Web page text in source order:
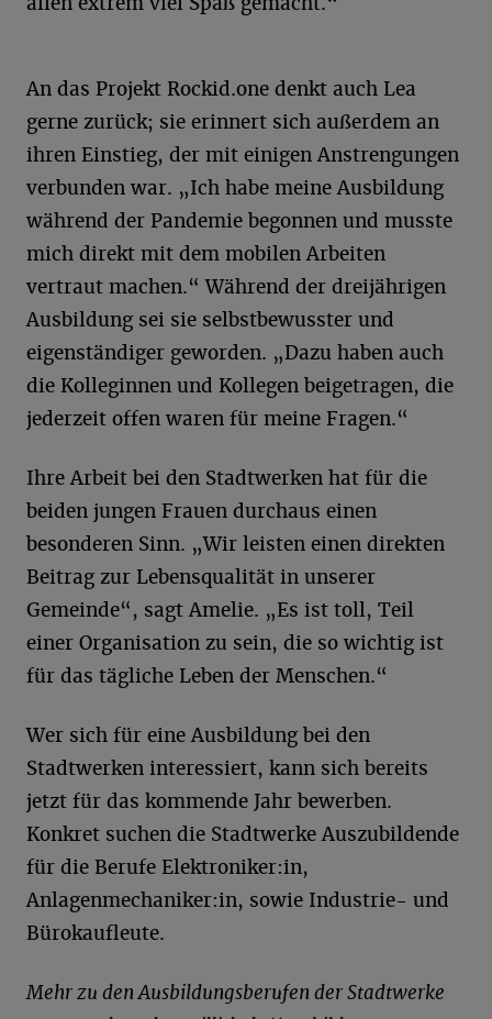
An das Projekt Rockid.one denkt auch Lea
gerne zurück; sie erinnert sich außerdem an
ihren Einstieg, der mit einigen Anstrengungen
verbunden war. „Ich habe meine Ausbildung
während der Pandemie begonnen und musste
mich direkt mit dem mobilen Arbeiten
vertraut machen.“ Während der dreijährigen
Ausbildung sei sie selbstbewusster und
eigenständiger geworden. „Dazu haben auch
die Kolleginnen und Kollegen beigetragen, die
jederzeit offen waren für meine Fragen.“
Ihre Arbeit bei den Stadtwerken hat für die
beiden jungen Frauen durchaus einen
besonderen Sinn. „Wir leisten einen direkten
Beitrag zur Lebensqualität in unserer
Gemeinde“, sagt Amelie. „Es ist toll, Teil
einer Organisation zu sein, die so wichtig ist
für das tägliche Leben der Menschen.“
Wer sich für eine Ausbildung bei den
Stadtwerken interessiert, kann sich bereits
jetzt für das kommende Jahr bewerben.
Konkret suchen die Stadtwerke Auszubildende
für die Berufe Elektroniker:in,
Anlagenmechaniker:in, sowie Industrie- und
Bürokaufleute.
Mehr zu den Ausbildungsberufen der Stadtwerke